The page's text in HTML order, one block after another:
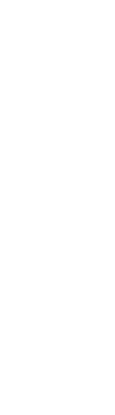
للسائق, وسادة
الأمامي
قفل مركزي